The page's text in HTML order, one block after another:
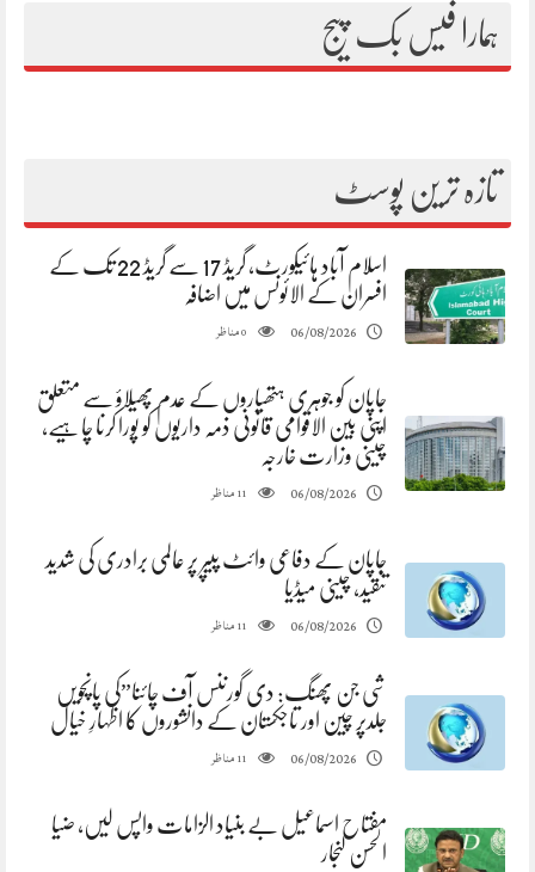
ہمارا فیس بک پیج
تازہ ترین پوسٹ
اسلام آباد ہائیکورٹ، گریڈ 17 سے گریڈ 22 تک کے
افسران کے الائونس میں اضافہ
06/08/2026
0مناظر
جاپان کو جوہری ہتھیاروں کے عدم پھیلاؤ سے متعلق
اپنی بین الاقوامی قانونی ذمہ داریوں کو پورا کرنا چاہیے،
چینی وزارت خارجہ
06/08/2026
11مناظر
جاپان کے دفاعی وائٹ پیپر پر عالمی برادری کی شدید
تنقید، چینی میڈیا
06/08/2026
11مناظر
شی جن پھنگ: دی گورننس آف چائنا”کی پانچویں
جلدپر چین اور تاجکستان کے دانشوروں کا اظہارِ خیال
06/08/2026
11مناظر
مفتاح اسماعیل بے بنیاد الزامات واپس لیں، ضیا
الحسن لنجار